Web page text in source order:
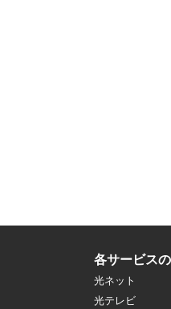
各サービス
光ネット
光テレビ